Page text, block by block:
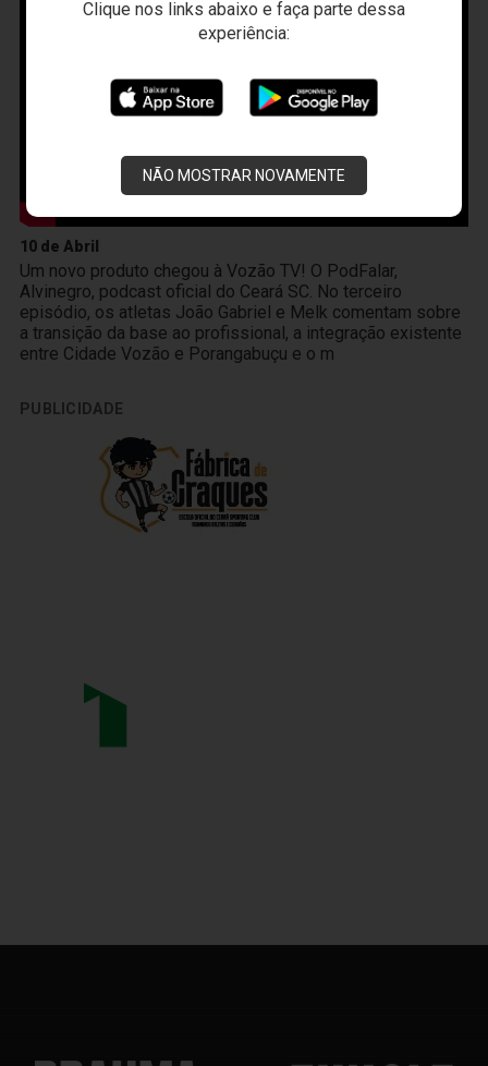
Clique nos links abaixo e faça parte dessa
experiência:
NÃO MOSTRAR NOVAMENTE
10 de Abril
Um novo produto chegou à Vozão TV! O PodFalar,
Alvinegro, podcast oficial do Ceará SC. No terceiro
episódio, os atletas João Gabriel e Melk comentam sobre
a transição da base ao profissional, a integração existente
entre Cidade Vozão e Porangabuçu e o m
PUBLICIDADE